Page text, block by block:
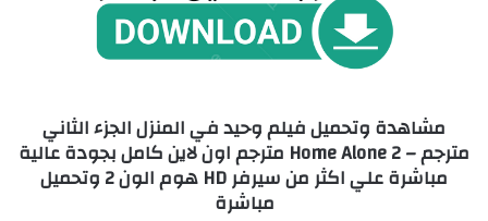
مشاهدة وتحميل فيلم وحيد في المنزل الجزء الثاني
مترجم – Home Alone 2 مترجم اون لاين كامل بجودة عالية
مباشرة علي اكثر من سيرفر HD هوم الون 2 وتحميل
مباشرة